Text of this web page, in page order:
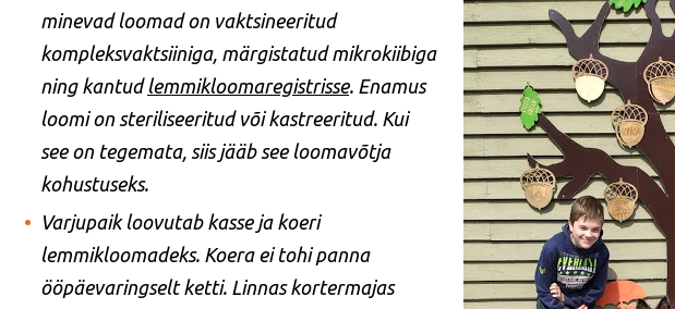
minevad loomad on vaktsineeritud
kompleksvaktsiiniga, märgistatud mikrokiibiga
ning kantud lemmikloomaregistrisse. Enamus
loomi on steriliseeritud või kastreeritud. Kui
see on tegemata, siis jääb see loomavõtja
kohustuseks.
Varjupaik loovutab kasse ja koeri
lemmikloomadeks. Koera ei tohi panna
ööpäevaringselt ketti. Linnas kortermajas